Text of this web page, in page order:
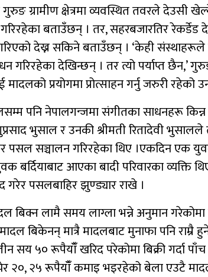
ग्रामीण क्षेत्रमा व्यवस्थित तवरले देउसी
बताउँछन् । तर, सहरबजारतिर
देख्न सकिने बताउँछन् । ‘केही
गरिरहेका देखिन्छन् । तर त्यो पर्याप्त
प्रयोगमा प्रोत्साहन गर्नु जरुरी रहेको
पनि नेपालगन्जमा संगीतका साधनहरू
भुसाल र उनकी श्रीमती रितादेवी
सञ्चालन गरिरहेका थिए ।एकदिन एक
बर्दियाबाट आएका बादी परिवारका
गरेर पसलबाहिर झुण्ड्यार राखे ।
बिक्न लामै समय लाग्ला भन्ने अनुमान
बिकेनन् मात्रै मादलबाट मुनाफा पनि
सय ५० रूपैयाँँ खरिद परेकोमा बिक्री गर्दा
२०, २५ रूपैयाँँ कमाइ भइरहेको बेला एउटै